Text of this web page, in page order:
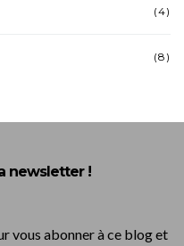
(4)
(8)
newsletter !
vous abonner à ce blog et